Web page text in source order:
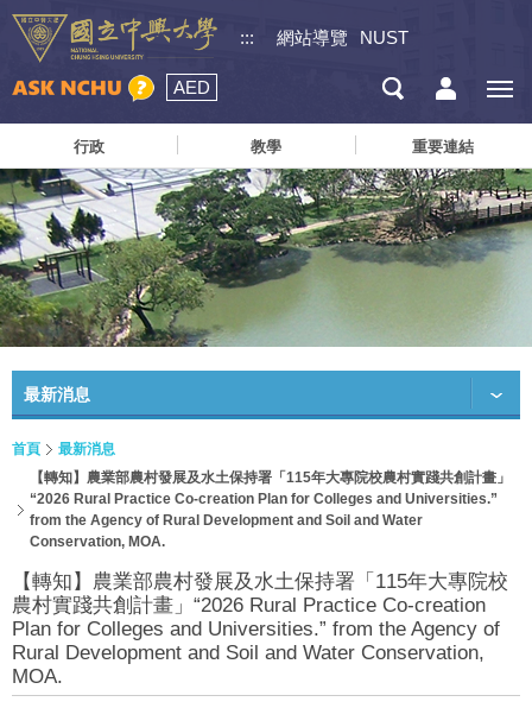
::: 網站導覽 NUST
AED
行政 教學 重要連結
最新消息
首頁
最新消息
【轉知】農業部農村發展及水土保持署「115年大專院校農村實踐共創計畫」
“2026 Rural Practice Co-creation Plan for Colleges and Universities.”
from the Agency of Rural Development and Soil and Water
Conservation, MOA.
【轉知】農業部農村發展及水土保持署「115年大專院校
農村實踐共創計畫」“2026 Rural Practice Co-creation
Plan for Colleges and Universities.” from the Agency of
Rural Development and Soil and Water Conservation,
MOA.